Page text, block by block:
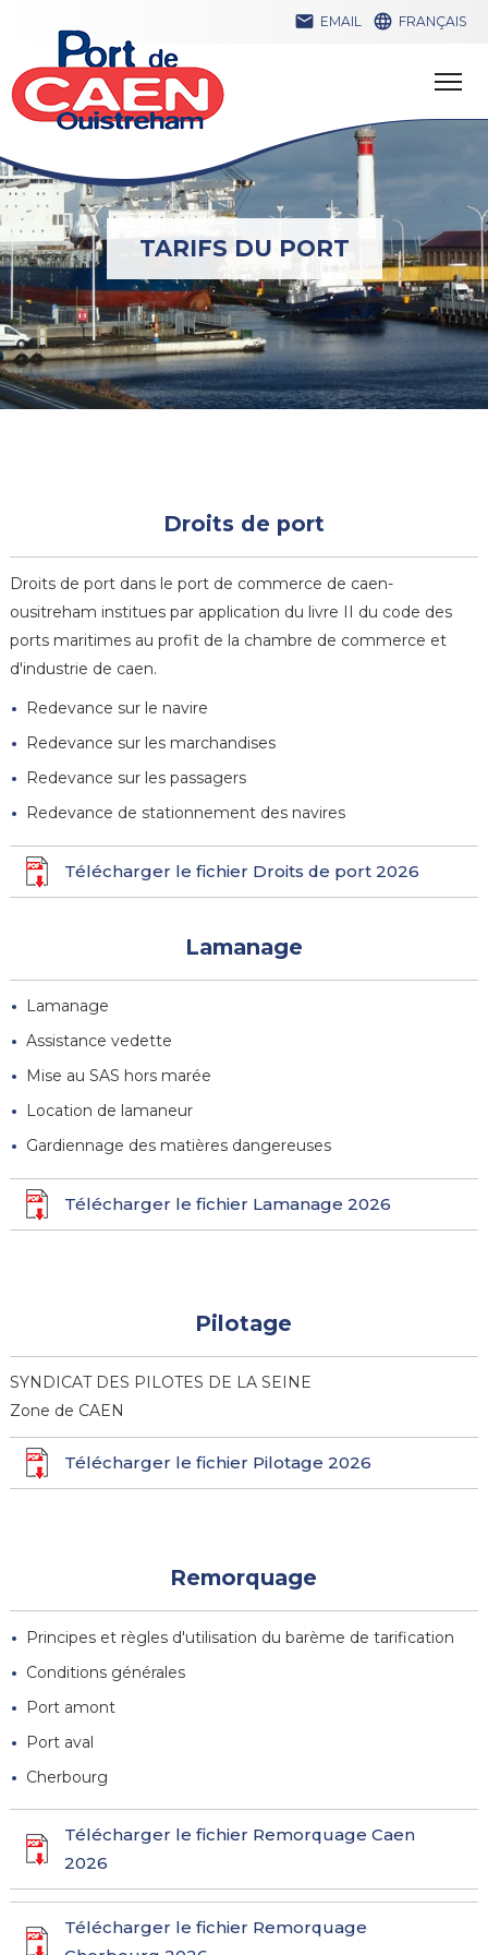
 EMAIL  FRANÇAIS
TARIFS DU PORT
Droits de port
Droits de port dans le port de commerce de caen-
ousitreham institues par application du livre II du code des
ports maritimes au profit de la chambre de commerce et
d'industrie de caen.
Redevance sur le navire
Redevance sur les marchandises
Redevance sur les passagers
Redevance de stationnement des navires
Télécharger le fichier Droits de port 2026
Lamanage
Lamanage
Assistance vedette
Mise au SAS hors marée
Location de lamaneur
Gardiennage des matières dangereuses
Télécharger le fichier Lamanage 2026
Pilotage
SYNDICAT DES PILOTES DE LA SEINE
Zone de CAEN
Télécharger le fichier Pilotage 2026
Remorquage
Principes et règles d'utilisation du barème de tarification
Conditions générales
Port amont
Port aval
Cherbourg
Télécharger le fichier Remorquage Caen
2026
Télécharger le fichier Remorquage